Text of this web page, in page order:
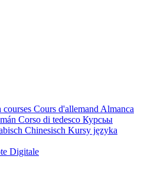
courses Cours d'allemand Almanca
Corso di tedesco Курсьы
Chinesisch Kursy języka
Digitale